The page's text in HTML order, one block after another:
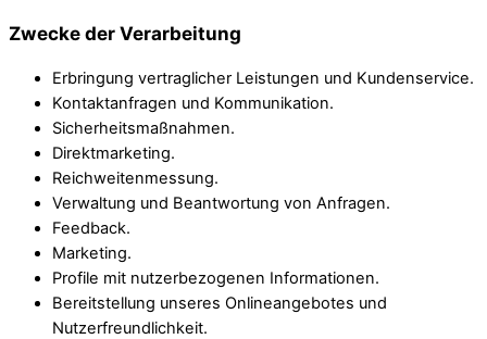
Zwecke der Verarbeitung
Erbringung vertraglicher Leistungen und Kundenservice.
Kontaktanfragen und Kommunikation.
Sicherheitsmaßnahmen.
Direktmarketing.
Reichweitenmessung.
Verwaltung und Beantwortung von Anfragen.
Feedback.
Marketing.
Profile mit nutzerbezogenen Informationen.
Bereitstellung unseres Onlineangebotes und
Nutzerfreundlichkeit.